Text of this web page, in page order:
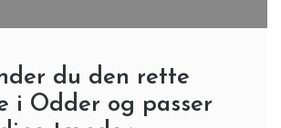
du den rette
i Odder og passer